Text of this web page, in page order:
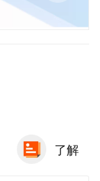
了解